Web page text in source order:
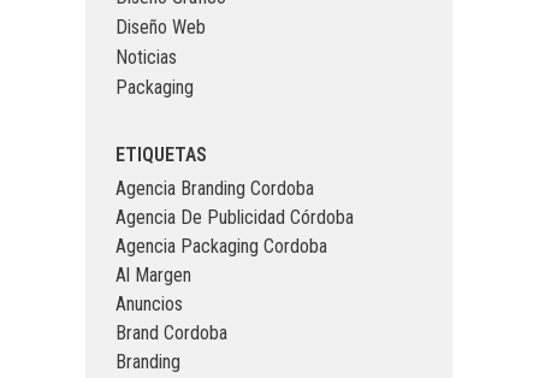
Diseño Web
Noticias
Packaging
ETIQUETAS
Agencia Branding Cordoba
Agencia De Publicidad Córdoba
Agencia Packaging Cordoba
Al Margen
Anuncios
Brand Cordoba
Branding